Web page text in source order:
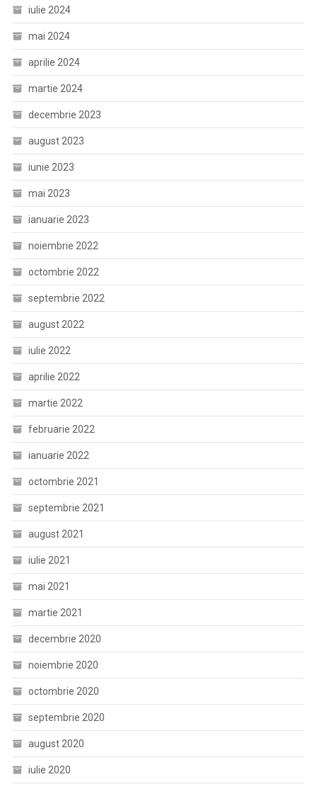
iulie 2024
mai 2024
aprilie 2024
martie 2024
decembrie 2023
august 2023
iunie 2023
mai 2023
ianuarie 2023
noiembrie 2022
octombrie 2022
septembrie 2022
august 2022
iulie 2022
aprilie 2022
martie 2022
februarie 2022
ianuarie 2022
octombrie 2021
septembrie 2021
august 2021
iulie 2021
mai 2021
martie 2021
decembrie 2020
noiembrie 2020
octombrie 2020
septembrie 2020
august 2020
iulie 2020